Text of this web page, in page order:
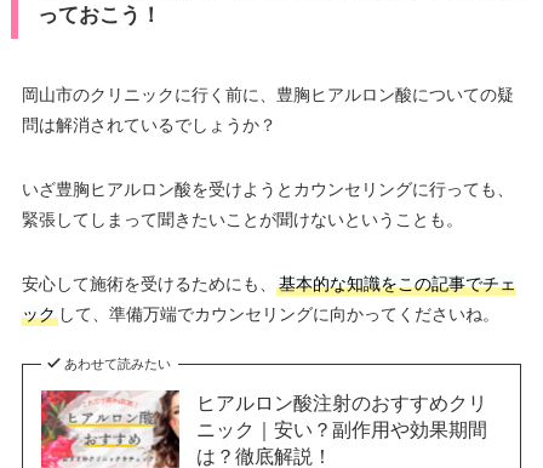
っておこう！
岡山市のクリニックに行く前に、豊胸ヒアルロン酸についての疑
問は解消されているでしょうか？
いざ豊胸ヒアルロン酸を受けようとカウンセリングに行っても、
緊張してしまって聞きたいことが聞けないということも。
安心して施術を受けるためにも、
基本的な知識をこの記事でチェ
ックして、準備万端でカウンセリングに向かってくださいね。
あわせて読みたい
ヒアルロン酸注射のおすすめクリ
ニック｜安い？副作用や効果期間
は？徹底解説！